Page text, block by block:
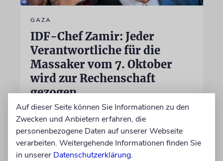
GAZA
IDF-Chef Zamir: Jeder
Verantwortliche für die
Massaker vom 7. Oktober
wird zur Rechenschaft
gezogen
Die Jagd auf die beteiligten Terroristen sei
»eine dauerhafte und fortlaufende Aufgabe,
die das Kommando mit großem Erfolg erfüllt«,
sagt der Generalstabschef
Auf dieser Seite können Sie Informationen zu den
Zwecken und Anbietern erfahren, die
personenbezogene Daten auf unserer Webseite
verarbeiten. Weitergehende Informationen finden Sie
in unserer Datenschutzerklärung.